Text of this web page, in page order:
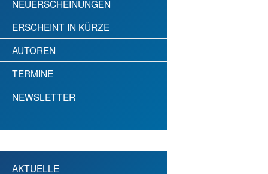
NEUERSCHEINUNGEN
ERSCHEINT IN KÜRZE
AUTOREN
TERMINE
NEWSLETTER
AKTUELLE